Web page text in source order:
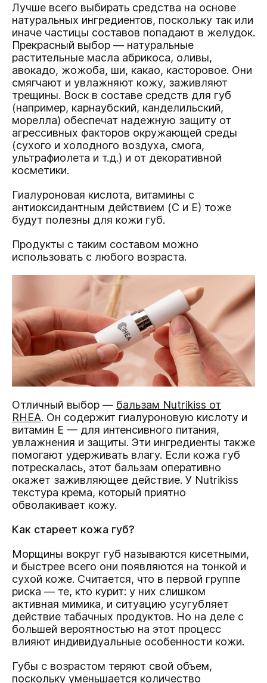
Лучше всего выбирать средства на основе
натуральных ингредиентов, поскольку так или
иначе частицы составов попадают в желудок.
Прекрасный выбор — натуральные
растительные масла абрикоса, оливы,
авокадо, жожоба, ши, какао, касторовое. Они
смягчают и увлажняют кожу, заживляют
трещины. Воск в составе средств для губ
(например, карнаубский, канделильский,
морелла) обеспечат надежную защиту от
агрессивных факторов окружающей среды
(сухого и холодного воздуха, смога,
ультрафиолета и т.д.) и от декоративной
косметики.
Гиалуроновая кислота, витамины с
антиоксидантным действием (С и Е) тоже
будут полезны для кожи губ.
Продукты с таким составом можно
использовать с любого возраста.
Отличный выбор — бальзам Nutrikiss от
RHEA. Он содержит гиалуроновую кислоту и
витамин Е — для интенсивного питания,
увлажнения и защиты. Эти ингредиенты также
помогают удерживать влагу. Если кожа губ
потрескалась, этот бальзам оперативно
окажет заживляющее действие. У Nutrikiss
текстура крема, который приятно
обволакивает кожу.
Как стареет кожа губ?
Морщины вокруг губ называются кисетными,
и быстрее всего они появляются на тонкой и
сухой коже. Считается, что в первой группе
риска — те, кто курит: у них слишком
активная мимика, и ситуацию усугубляет
действие табачных продуктов. Но на деле с
большей вероятностью на этот процесс
влияют индивидуальные особенности кожи.
Губы с возрастом теряют свой объем,
поскольку уменьшается количество